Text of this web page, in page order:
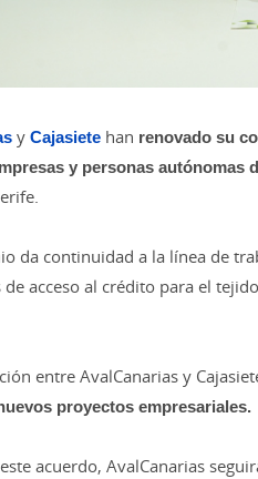
y Cajasiete han renovado su
y personas autónomas
da continuidad a la línea de
de acceso al crédito para el
entre AvalCanarias y
proyectos empresariales.
acuerdo, AvalCanarias